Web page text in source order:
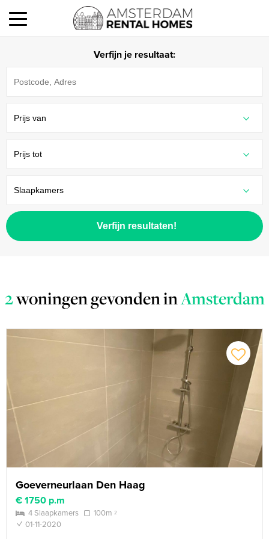
Verfijn je resultaat:
Verfijn resultaten!
2woningen gevonden inAmsterdam
Goeverneurlaan Den Haag
€ 1750 p.m
4 Slaapkamers 100m 2
check 01-11-2020